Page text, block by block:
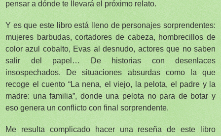
pensar a dónde te llevará el próximo relato.
Y es que este libro está lleno de personajes sorprendentes:
mujeres barbudas, cortadores de cabeza, hombrecillos de
color azul cobalto, Evas al desnudo, actores que no saben
salir del papel… De historias con desenlaces
insospechados. De situaciones absurdas como la que
recoge el cuento “La nena, el viejo, la pelota, el padre y la
madre: una familia”, donde una pelota no para de botar y
eso genera un conflicto con final sorprendente.
Me resulta complicado hacer una reseña de este libro